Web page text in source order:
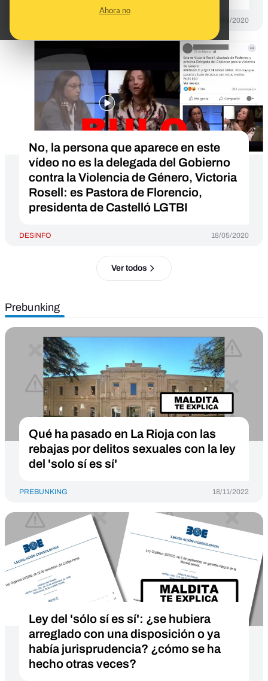
Ahora no
01/08/2020
No, la persona que aparece en este
vídeo no es la delegada del Gobierno
contra la Violencia de Género, Victoria
Rosell: es Pastora de Florencio,
presidenta de Castelló LGTBI
DESINFO 18/05/2020
Ver todos
Prebunking
Qué ha pasado en La Rioja con las
rebajas por delitos sexuales con la ley
del 'solo sí es sí'
PREBUNKING 18/11/2022
Ley del 'sólo sí es sí': ¿se hubiera
arreglado con una disposición o ya
había jurisprudencia? ¿cómo se ha
hecho otras veces?